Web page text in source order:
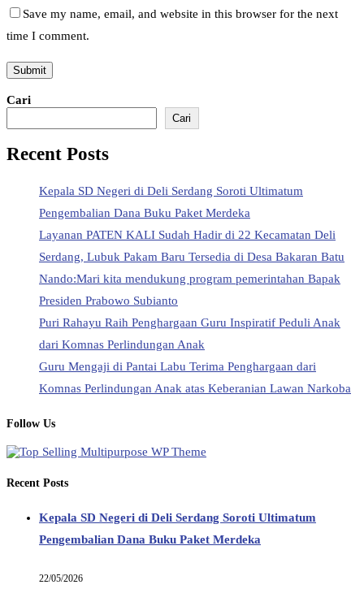
Save my name, email, and website in this browser for the next
time I comment.
Cari
Cari
Recent Posts
Kepala SD Negeri di Deli Serdang Soroti Ultimatum
Pengembalian Dana Buku Paket Merdeka
Layanan PATEN KALI Sudah Hadir di 22 Kecamatan Deli
Serdang, Lubuk Pakam Baru Tersedia di Desa Bakaran Batu
Nando:Mari kita mendukung program pemerintahan Bapak
Presiden Prabowo Subianto
Puri Rahayu Raih Penghargaan Guru Inspiratif Peduli Anak
dari Komnas Perlindungan Anak
Guru Mengaji di Pantai Labu Terima Penghargaan dari
Komnas Perlindungan Anak atas Keberanian Lawan Narkoba
Follow Us
Recent Posts
Kepala SD Negeri di Deli Serdang Soroti Ultimatum
Pengembalian Dana Buku Paket Merdeka
22/05/2026